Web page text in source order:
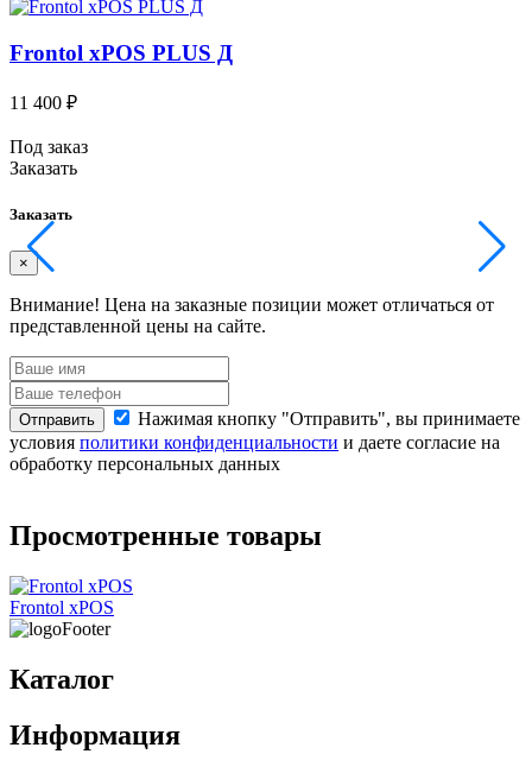
Frontol xPOS PLUS Д
11 400 ₽
Под заказ
Заказать
Заказать
×
Внимание! Цена на заказные позиции может отличаться от
представленной цены на сайте.
Отправить
Нажимая кнопку "Отправить", вы принимаете
условия политики конфиденциальности и даете согласие на
обработку персональных данных
Просмотренные товары
Frontol xPOS
Каталог
Информация